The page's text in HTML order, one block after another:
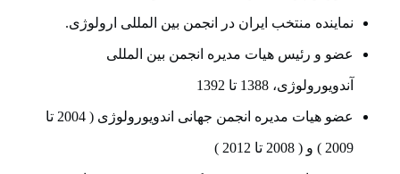
نماینده منتخب ایران در انجمن بین المللی ارولوژی.
عضو و رئیس هیات مدیره انجمن بین المللی
آندویورولوژی، 1388 تا 1392
عضو هیات مدیره انجمن جهانی اندویورولوژی ( 2004 تا
2009 ) و ( 2008 تا 2012 )